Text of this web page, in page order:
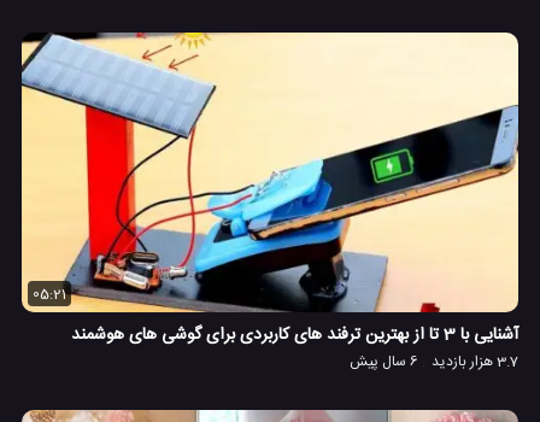
05:21
آشنایی با 3 تا از بهترین ترفند های کاربردی برای گوشی های هوشمند
3.7 هزار بازدید 6 سال پیش